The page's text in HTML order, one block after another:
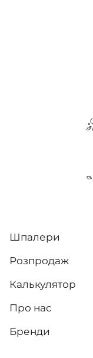
Шпалери
Розпродаж
Калькулятор
Про нас
Бренди